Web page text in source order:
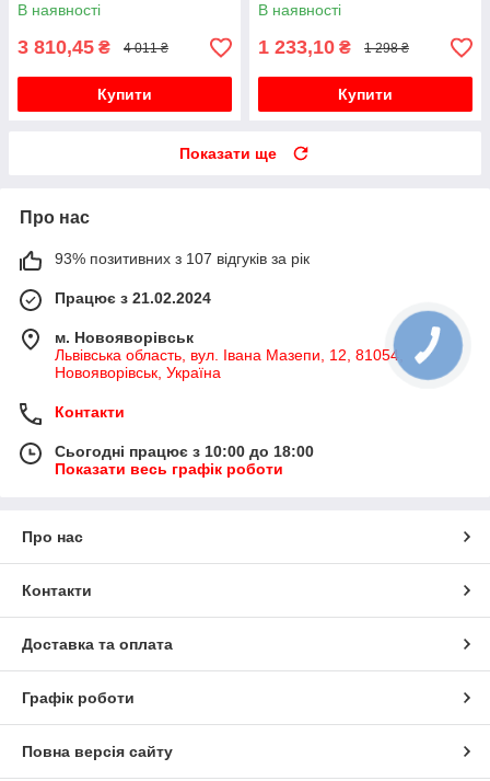
В наявності
3 810,45 ₴ 4 011 ₴
Купити
В наявності
1 233,10 ₴ 1 298 ₴
Купити
Показати ще
Про нас
93% позитивних з 107 відгуків за рік
Працює з 21.02.2024
м. Новояворівськ
Львівська область, вул. Івана Мазепи, 12, 81054,
Новояворівськ, Україна
Контакти
Сьогодні працює з 10:00 до 18:00
Показати весь графік роботи
Про нас
Контакти
Доставка та оплата
Графік роботи
Повна версія сайту